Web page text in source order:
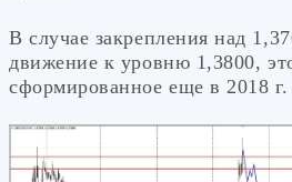
В случае закрепления над
движение к уровню 1,3800,
сформированное еще в 2018 г.